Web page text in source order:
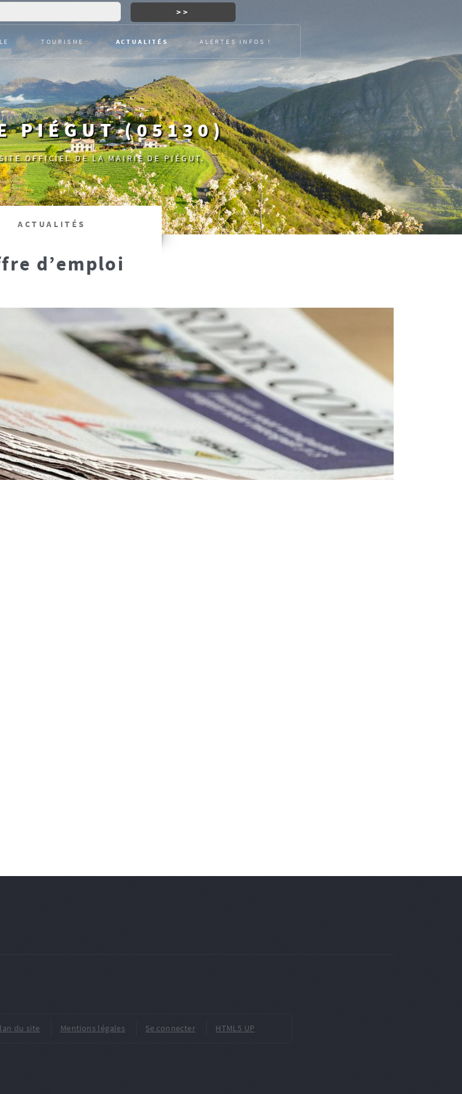
PIÉGUT (05130)
OFFICIEL DE LA MAIRIE DE PIÉGUT.
TOURISME ACTUALITÉS ALERTES INFOS !
ACTUALITÉS
d’emploi
du site Mentions légales Se connecter HTML5 UP